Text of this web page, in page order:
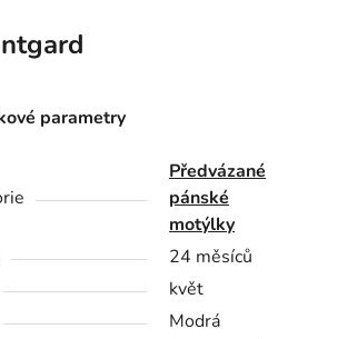
parametry
Předvázané
pánské
motýlky
24 měsíců
květ
Modrá